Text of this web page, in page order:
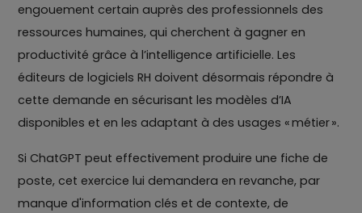
engouement certain auprès des professionnels des
ressources humaines, qui cherchent à gagner en
productivité grâce à l’intelligence artificielle. Les
éditeurs de logiciels RH doivent désormais répondre à
cette demande en sécurisant les modèles d’IA
disponibles et en les adaptant à des usages « métier ».
Si ChatGPT peut effectivement produire une fiche de
poste, cet exercice lui demandera en revanche, par
manque d'information clés et de contexte, de